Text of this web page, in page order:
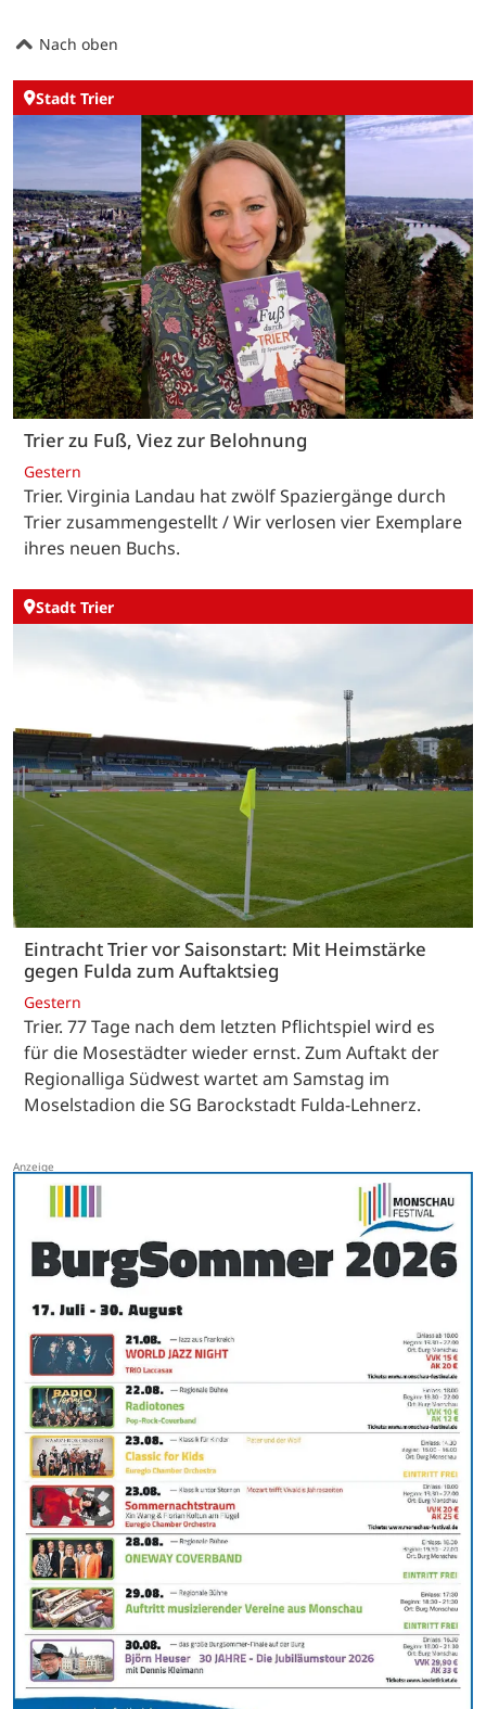
Nach oben
Stadt Trier
Trier zu Fuß, Viez zur Belohnung
Gestern
Trier. Virginia Landau hat zwölf Spaziergänge durch
Trier zusammengestellt / Wir verlosen vier Exemplare
ihres neuen Buchs.
Stadt Trier
Eintracht Trier vor Saisonstart: Mit Heimstärke
gegen Fulda zum Auftaktsieg
Gestern
Trier. 77 Tage nach dem letzten Pflichtspiel wird es
für die Mosestädter wieder ernst. Zum Auftakt der
Regionalliga Südwest wartet am Samstag im
Moselstadion die SG Barockstadt Fulda-Lehnerz.